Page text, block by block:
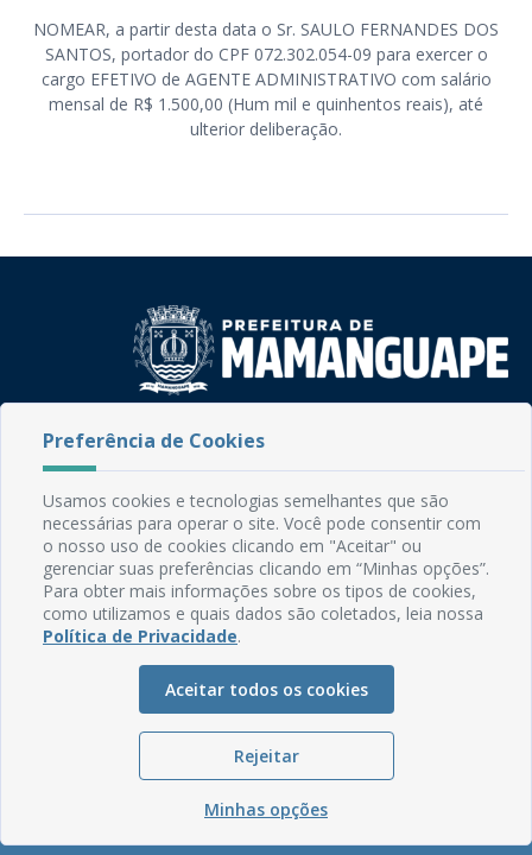
NOMEAR, a partir desta data o Sr. SAULO FERNANDES DOS
SANTOS, portador do CPF 072.302.054-09 para exercer o
cargo EFETIVO de AGENTE ADMINISTRATIVO com salário
mensal de R$ 1.500,00 (Hum mil e quinhentos reais), até
ulterior deliberação.
Rua do Imperador, 78, Centro
Email: comunicacao@mamanguape.pb.gov.br
Expediente: Segunda à Sexta, das 08h às 13h
Mapa do Site
Perguntas frequentes
Glossário
Ouvidoria
Serviços Internos
Política de Privacidade
Preferência de Cookies
Usamos cookies e tecnologias semelhantes que são
necessárias para operar o site. Você pode consentir com
o nosso uso de cookies clicando em "Aceitar" ou
gerenciar suas preferências clicando em “Minhas opções”.
Para obter mais informações sobre os tipos de cookies,
como utilizamos e quais dados são coletados, leia nossa
Política de Privacidade.
Aceitar todos os cookies
Rejeitar
Minhas opções